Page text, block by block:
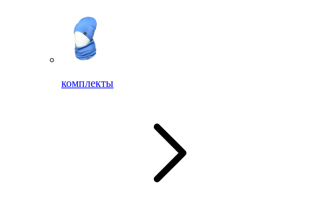
комплекты